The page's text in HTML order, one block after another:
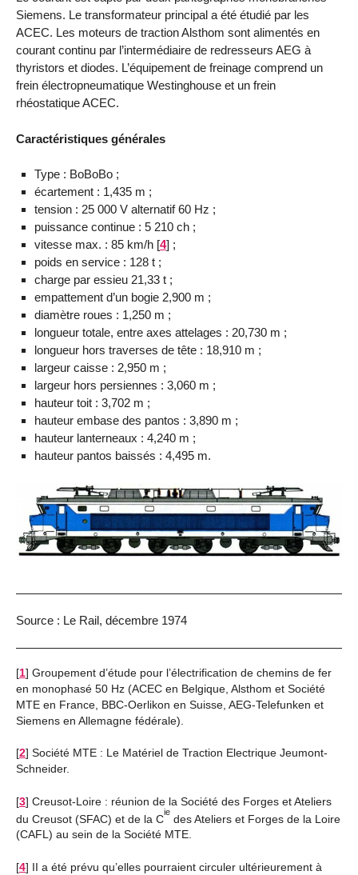
Siemens. Le transformateur principal a été étudié par les
ACEC. Les moteurs de traction Alsthom sont alimentés en
courant continu par l’intermédiaire de redresseurs AEG à
thyristors et diodes. L’équipement de freinage comprend un
frein électropneumatique Westinghouse et un frein
rhéostatique ACEC.
Caractéristiques générales
Type : BoBoBo ;
écartement : 1,435 m ;
tension : 25 000 V alternatif 60 Hz ;
puissance continue : 5 210 ch ;
vitesse max. : 85 km/h[4] ;
poids en service : 128 t ;
charge par essieu 21,33 t ;
empattement d’un bogie 2,900 m ;
diamètre roues : 1,250 m ;
longueur totale, entre axes attelages : 20,730 m ;
longueur hors traverses de tête : 18,910 m ;
largeur caisse : 2,950 m ;
largeur hors persiennes : 3,060 m ;
hauteur toit : 3,702 m ;
hauteur embase des pantos : 3,890 m ;
hauteur lanterneaux : 4,240 m ;
hauteur pantos baissés : 4,495 m.
Source : Le Rail, décembre 1974
[1] Groupement d’étude pour l’électrification de chemins de fer
en monophasé 50 Hz (ACEC en Belgique, Alsthom et Société
MTE en France, BBC-Oerlikon en Suisse, AEG-Telefunken et
Siemens en Allemagne fédérale).
[2] Société MTE : Le Matériel de Traction Electrique Jeumont-
Schneider.
[3] Creusot-Loire : réunion de la Société des Forges et Ateliers
du Creusot (SFAC) et de la C
ie
des Ateliers et Forges de la Loire
(CAFL) au sein de la Société MTE.
[4]
II a été prévu qu’elles pourraient circuler ultérieurement à